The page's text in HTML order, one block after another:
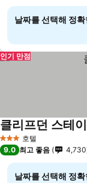
날짜를 선택해 정
인기 만점
3 성급 호텔
클리프던 스테
9.0 최고 좋음 4,730
날짜를 선택해 정